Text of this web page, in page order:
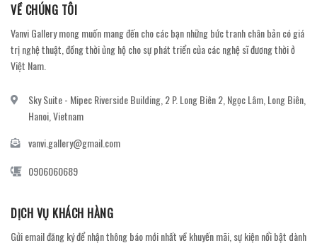
VỀ CHÚNG TÔI
Vanvi Gallery mong muốn mang đến cho các bạn những bức tranh chân bản có giá
trị nghệ thuật, đồng thời ủng hộ cho sự phát triển của các nghệ sĩ đương thời ở
Việt Nam.
Sky Suite - Mipec Riverside Building, 2 P. Long Biên 2, Ngọc Lâm, Long Biên,
Hanoi, Vietnam
vanvi.gallery@gmail.com
0906060689
DỊCH VỤ KHÁCH HÀNG
Gửi email đăng ký để nhận thông báo mới nhất về khuyến mãi, sự kiện nổi bật dành